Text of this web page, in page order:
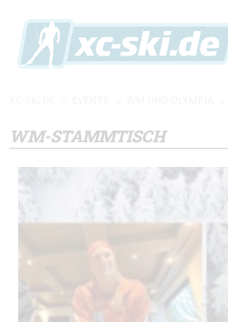
WM-STAMMTISCH